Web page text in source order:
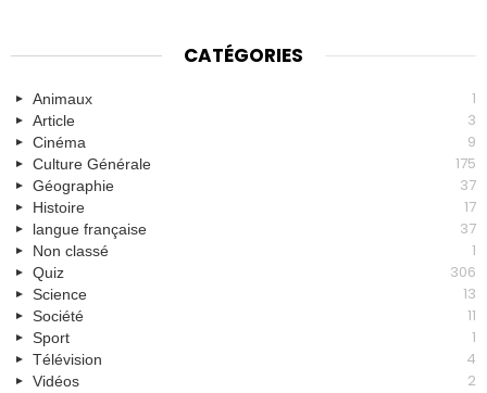
CATÉGORIES
Animaux 1
Article 3
Cinéma 9
Culture Générale 175
Géographie 37
Histoire 17
langue française 37
Non classé 1
Quiz 306
Science 13
Société 11
Sport 1
Télévision 4
Vidéos 2